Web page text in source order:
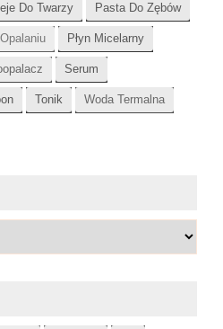
Do Twarzy Pasta Do Zębów
Płyn Micelarny
Serum
Tonik Woda Termalna